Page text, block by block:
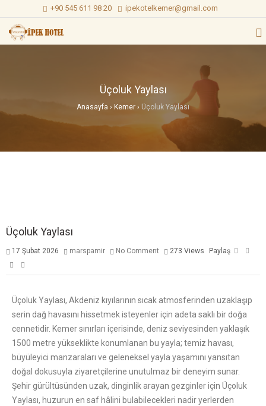
+90 545 611 98 20 ipekotelkemer@gmail.com
Üçoluk Yaylası
Anasayfa › Kemer › Üçoluk Yaylası
Üçoluk Yaylası
17 Şubat 2026 marspamir No Comment 273 Views Paylaş
Üçoluk Yaylası, Akdeniz kıyılarının sıcak atmosferinden uzaklaşıp
serin dağ havasını hissetmek isteyenler için adeta saklı bir doğa
cennetidir. Kemersınırları içerisinde, deniz seviyesinden yaklaşık
1500 metre yükseklikte konumlanan bu yayla; temiz havası,
büyüleyici manzaraları ve geleneksel yayla yaşamını yansıtan
doğal dokusuyla ziyaretçilerine unutulmaz bir deneyim sunar.
Şehir gürültüsünden uzak, dinginlik arayan gezginler için Üçoluk
Yaylası, huzurun en saf hâlini bulabilecekleri nadir yerlerden